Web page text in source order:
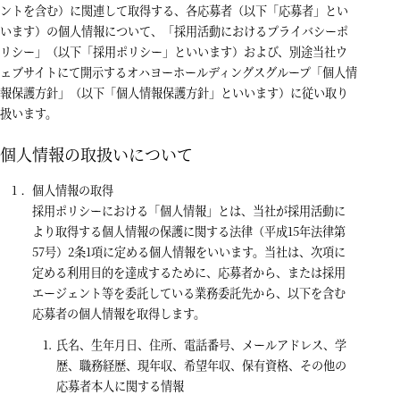
ントを含む）に関連して取得する、各応募者（以下「応募者」とい
います）の個人情報について、「採用活動におけるプライバシーポ
リシー」（以下「採用ポリシー」といいます）および、別途当社ウ
ェブサイトにて開示するオハヨーホールディングスグループ「個人情
報保護方針 」（以下「個人情報保護方針」といいます）に従い取り
扱います。
個人情報の取扱いについて
個人情報の取得
採用ポリシーにおける「個人情報」とは、当社が採用活動に
より取得する個人情報の保護に関する法律（平成15年法律第
57号）2条1項に定める個人情報をいいます。当社は、次項に
定める利用目的を達成するために、応募者から、または採用
エージェント等を委託している業務委託先から、以下を含む
応募者の個人情報を取得します。
氏名、生年月日、住所、電話番号、メールアドレス、学
歴、職務経歴、現年収、希望年収、保有資格、その他の
応募者本人に関する情報